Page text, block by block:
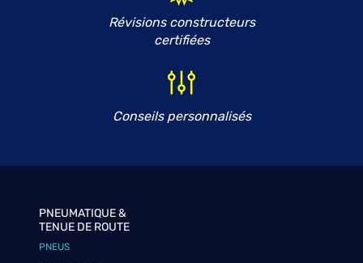
Révisions constructeurs
certifiées
Conseils personnalisés
PNEUMATIQUE &
TENUE DE ROUTE
PNEUS